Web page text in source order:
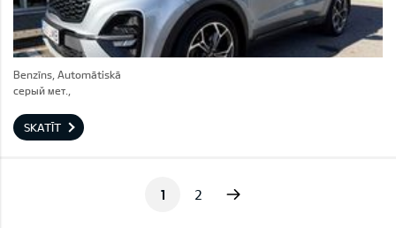
Benzīns, Automātiskā
серый мет.,
SKATĪT
1 2